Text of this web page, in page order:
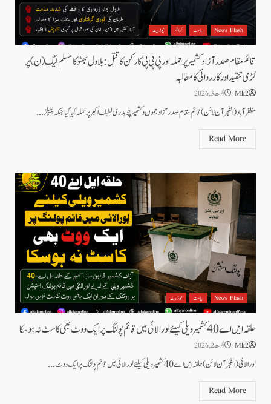
News Flash سیاست کرائم نیوز بیٹ
قائم مقام صدر آزاد کشمیر پر حملہ اور پی پی پی کارکن کا قتل: بلاول بھٹو کا مسلم لیگ (ن) پر
کڑی تنقید اور کارروائی کا مطالبہ
Mk2 اگست 3, 2026
مظفرآباد(الفجرآن لائن)قائم مقام صدر آزاد جموں و کشمیر چوہدری لطیف اکبر پر حملہ کیا گیا جبکہ پیپلز...
Read More
News Flash سیاست نیوز بیٹ
حلقہ ایل اے 40 کشمیر ویلی کیلئے لورالائی میں قائم پولنگ پر ایک ووٹ بھی کاسٹ نہ ہوسکا
Mk2 اگست 2, 2026
لورالائی (الفجرآن لائن) حلقہ ایل اے 40 کشمیر ویلی کیلئے لورالائی میں قائم پولنگ پر ایک ووٹ...
Read More